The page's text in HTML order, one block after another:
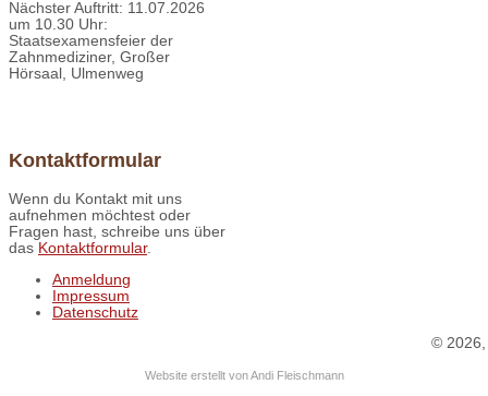
Nächster Auftritt: 11.07.2026
um 10.30 Uhr:
Staatsexamensfeier der
Zahnmediziner, Großer
Hörsaal, Ulmenweg
Kontaktformular
Wenn du Kontakt mit uns
aufnehmen möchtest oder
Fragen hast, schreibe uns über
das Kontaktformular.
Anmeldung
Impressum
Datenschutz
© 2026,
Website erstellt von Andi Fleischmann